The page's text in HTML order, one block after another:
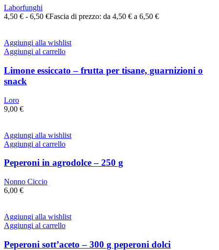
Laborfunghi
4,50 € - 6,50 €Fascia di prezzo: da 4,50 € a 6,50 €
Aggiungi alla wishlist
Aggiungi al carrello
Limone essiccato – frutta per tisane, guarnizioni o
snack
Loro
9,00 €
Aggiungi alla wishlist
Aggiungi al carrello
Peperoni in agrodolce – 250 g
Nonno Ciccio
6,00 €
Aggiungi alla wishlist
Aggiungi al carrello
Peperoni sott’aceto – 300 g peperoni dolci